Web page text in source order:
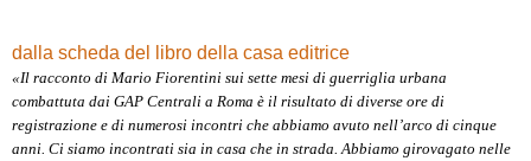
dalla scheda del libro della casa editrice
«Il racconto di Mario Fiorentini sui sette mesi di guerriglia urbana
combattuta dai GAP Centrali a Roma è il risultato di diverse ore di
registrazione e di numerosi incontri che abbiamo avuto nell’arco di cinque
anni. Ci siamo incontrati sia in casa che in strada. Abbiamo girovagato nelle